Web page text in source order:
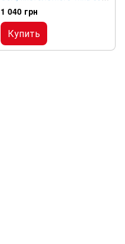
стальной трубкой, 345 бар
1 040 грн
Купить